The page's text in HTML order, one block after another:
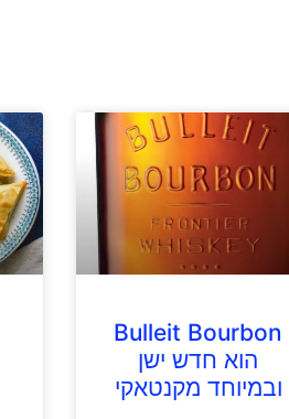
Bulleit Bourbon
הוא חדש ישן
ובמיוחד מקנטאקי